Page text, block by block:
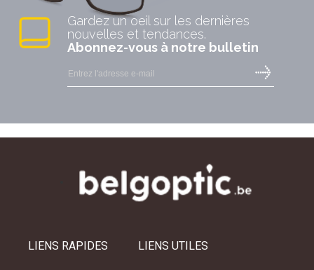
Gardez un oeil sur les dernières
nouvelles et tendances.
Abonnez-vous à notre bulletin
LIENS RAPIDES LIENS UTILES